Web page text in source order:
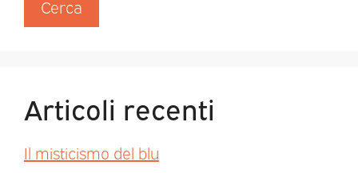
Cerca
Articoli recenti
Il misticismo del blu